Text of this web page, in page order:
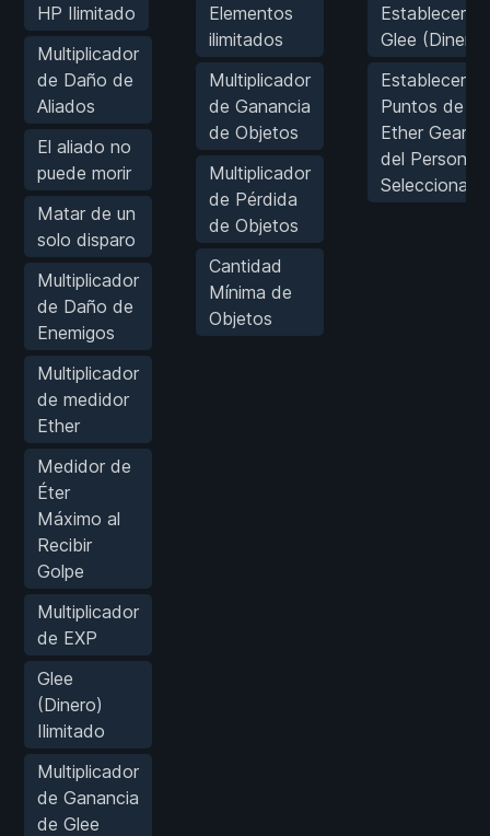
HP Ilimitado
Multiplicador
de Daño de
Aliados
El aliado no
puede morir
Matar de un
solo disparo
Multiplicador
de Daño de
Enemigos
Multiplicador
de medidor
Ether
Medidor de
Éter
Máximo al
Recibir
Golpe
Multiplicador
de EXP
Glee
(Dinero)
Ilimitado
Multiplicador
de Ganancia
de Glee
Elementos
ilimitados
Multiplicador
de Ganancia
de Objetos
Multiplicador
de Pérdida
de Objetos
Cantidad
Mínima de
Objetos
Establecer
Glee (Dinero)
Establecer
Puntos de
Ether Gear
del Personaje
Seleccionado